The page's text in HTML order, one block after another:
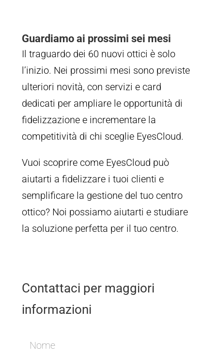
Guardiamo ai prossimi sei mesi
Il traguardo dei 60 nuovi ottici è solo
l’inizio. Nei prossimi mesi sono previste
ulteriori novità, con servizi e card
dedicati per ampliare le opportunità di
fidelizzazione e incrementare la
competitività di chi sceglie EyesCloud.
Vuoi scoprire come EyesCloud può
aiutarti a fidelizzare i tuoi clienti e
semplificare la gestione del tuo centro
ottico? Noi possiamo aiutarti e studiare
la soluzione perfetta per il tuo centro.
Contattaci per maggiori
informazioni